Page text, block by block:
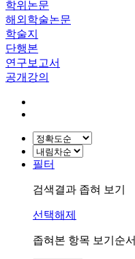
학위논문
해외학술논문
학술지
단행본
연구보고서
공개강의
필터
검색결과 좁혀 보기
선택해제
좁혀본 항목 보기순서